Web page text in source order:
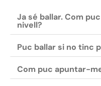
Ja sé ballar. Com
nivell?
Puc ballar si no tinc
Com puc apuntar-